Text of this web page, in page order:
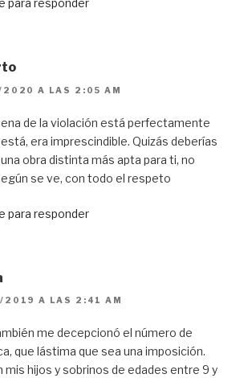
para responder
A LAS 2:05 AM
de la violación está perfectamente
era imprescindible. Quizás deberías
obra distinta más apta para ti, no
se ve, con todo el respeto
para responder
A LAS 2:41 AM
me decepcionó el número de
que lástima que sea una imposición.
mis hijos y sobrinos de edades entre 9 y